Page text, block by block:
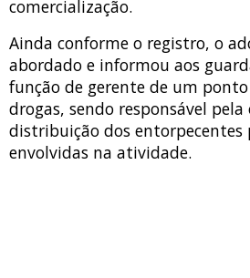
comercialização.
Ainda conforme o registro, o
abordado e informou aos
função de gerente de um
drogas, sendo responsável pela
distribuição dos entorpecentes
envolvidas na atividade.